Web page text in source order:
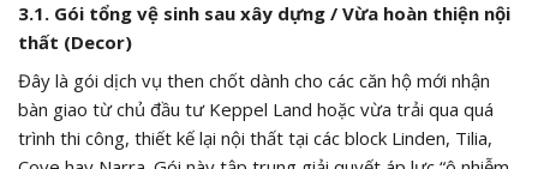
3.1. Gói tổng vệ sinh sau xây dựng / Vừa hoàn thiện nội
thất (Decor)
Đây là gói dịch vụ then chốt dành cho các căn hộ mới nhận
bàn giao từ chủ đầu tư Keppel Land hoặc vừa trải qua quá
trình thi công, thiết kế lại nội thất tại các block Linden, Tilia,